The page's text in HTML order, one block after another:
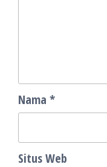
Nama *
Situs Web